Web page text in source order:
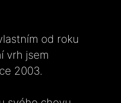
od roku
vrh jsem
2003.